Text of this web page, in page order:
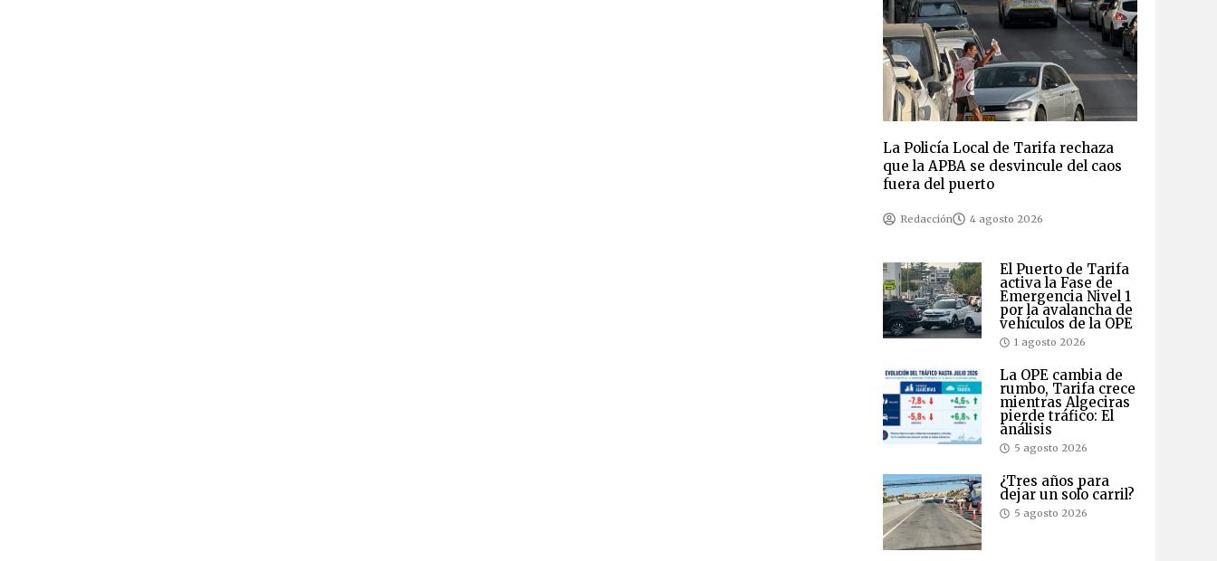
La Policía Local de Tarifa rechaza
que la APBA se desvincule del caos
fuera del puerto
Redacción 4 agosto 2026
El Puerto de Tarifa
activa la Fase de
Emergencia Nivel 1
por la avalancha de
vehículos de la OPE
1 agosto 2026
La OPE cambia de
rumbo, Tarifa crece
mientras Algeciras
pierde tráfico: El
análisis
5 agosto 2026
¿Tres años para
dejar un solo carril?
5 agosto 2026